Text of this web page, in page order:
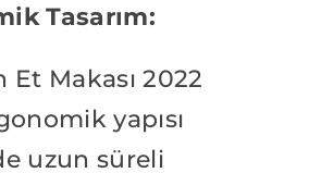
Tasarım:
Et Makası 2022
yapısı
uzun süreli